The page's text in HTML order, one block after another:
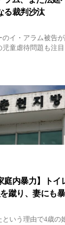
る裁判沙汰
のイ・アラム被告
童虐待問題も注目
庭内暴力】トイ
蹴り、妻にも
という理由で4歳の